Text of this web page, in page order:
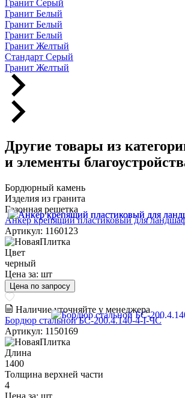
Гранит Серый
Гранит Белый
Гранит Белый
Гранит Белый
Гранит Желтый
Стандарт Серый
Гранит Желтый
Другие товары из
и элементы
Бордюрный камень
Изделия из гранита
Газонная решетка
Анкер крепящий пластиковый для
Артикул: 1160123
Цвет
черный
Цена за: шт
Цена по запросу
Наличие уточняйте у менеджера
Бордюр стальной БС-200.4.140-4-I-ЧС
Артикул: 1150169
Длина
1400
Толщина верхней части
4
Цена за: шт